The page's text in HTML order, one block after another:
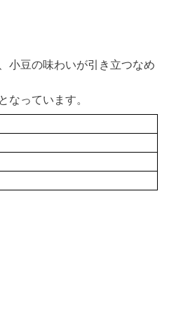
小豆の味わいが引き立つなめ
なっています。